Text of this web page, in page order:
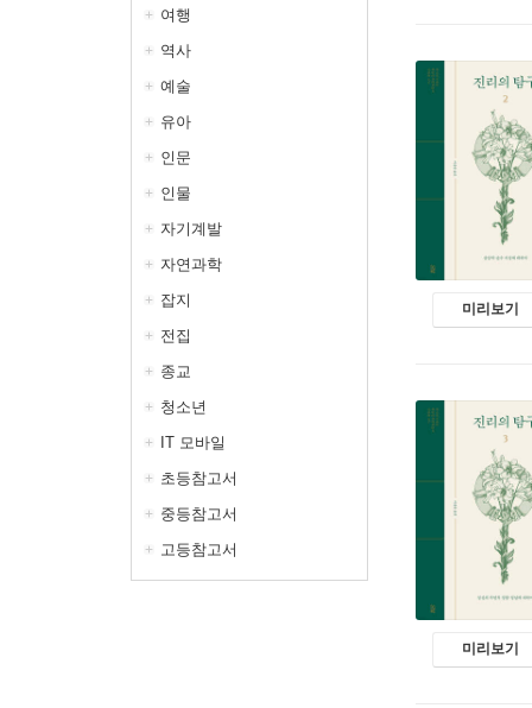
여행
역사
예술
유아
인문
인물
자기계발
자연과학
잡지
전집
종교
청소년
IT 모바일
초등참고서
중등참고서
고등참고서
미리보기
미리보기